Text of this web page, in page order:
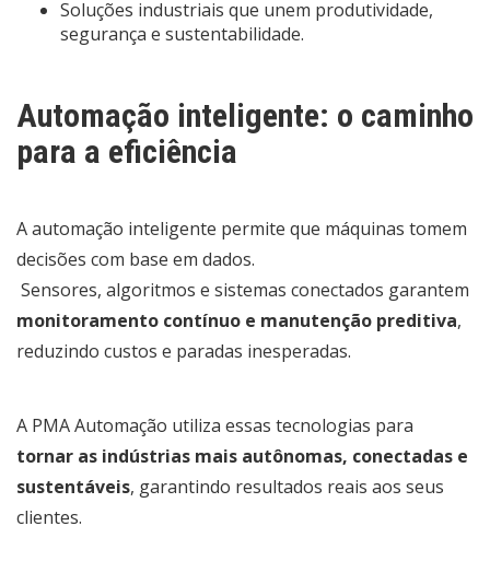
Soluções industriais que unem produtividade,
segurança e sustentabilidade.
Automação inteligente: o caminho
para a eficiência
A automação inteligente permite que máquinas tomem
decisões com base em dados.
Sensores, algoritmos e sistemas conectados garantem
monitoramento contínuo e manutenção preditiva,
reduzindo custos e paradas inesperadas.
A PMA Automação utiliza essas tecnologias para
tornar as indústrias mais autônomas, conectadas e
sustentáveis, garantindo resultados reais aos seus
clientes.